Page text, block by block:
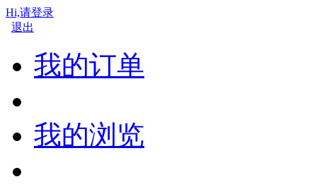
Hi,请登录
退出
我的订单
我的浏览